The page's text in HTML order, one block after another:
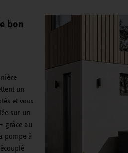
bon
un
et vous
sur un
grâce au
pompe à